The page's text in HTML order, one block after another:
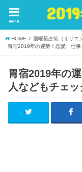
menu
HOME
宿曜星占術（オリエ
胃宿2019年の運勢！恋愛、仕
胃宿2019年の
人などもチェッ